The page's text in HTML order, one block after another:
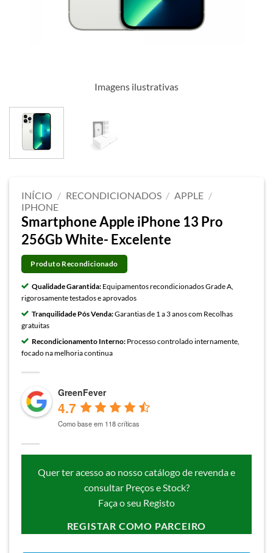
Imagens ilustrativas
INÍCIO / RECONDICIONADOS / APPLE /
IPHONE
Smartphone Apple iPhone 13 Pro
256Gb White- Excelente
Produto Recondicionado
Qualidade Garantida: Equipamentos recondicionados Grade A,
rigorosamente testados e aprovados
Tranquilidade Pós Venda:Garantias de 1 a 3 anos com Recolhas
gratuitas
Recondicionamento Interno: Processo controlado internamente,
focado na melhoria continua
GreenFever
4.7
Como base em 118 críticas
Quer ter acesso ao nosso catálogo de revenda e
consultar Preços e Stock?
Faça o seu Registo
REGISTAR COMO PARCEIRO